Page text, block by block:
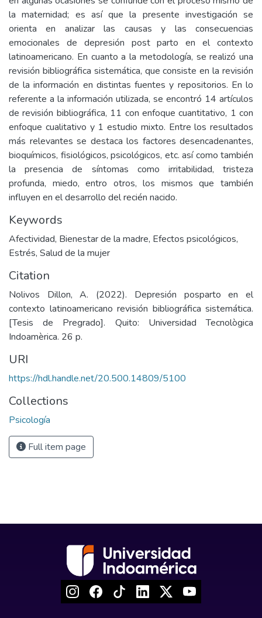
la maternidad; es así que la presente investigación se
orienta en analizar las causas y las consecuencias
emocionales de depresión post parto en el contexto
latinoamericano. En cuanto a la metodología, se realizó una
revisión bibliográfica sistemática, que consiste en la revisión
de la información en distintas fuentes y repositorios. En lo
referente a la información utilizada, se encontró 14 artículos
de revisión bibliográfica, 11 con enfoque cuantitativo, 1 con
enfoque cualitativo y 1 estudio mixto. Entre los resultados
más relevantes se destaca los factores desencadenantes,
bioquímicos, fisiológicos, psicológicos, etc. así como también
la presencia de síntomas como irritabilidad, tristeza
profunda, miedo, entro otros, los mismos que también
influyen en el desarrollo del recién nacido.
Keywords
Afectividad, Bienestar de la madre, Efectos psicológicos,
Estrés, Salud de la mujer
Citation
Nolivos Dillon, A. (2022). Depresión posparto en el
contexto latinoamericano revisión bibliográfica sistemática.
[Tesis de Pregrado]. Quito: Universidad Tecnològica
Indoamèrica. 26 p.
URI
https://hdl.handle.net/20.500.14809/5100
Collections
Psicología
Full item page